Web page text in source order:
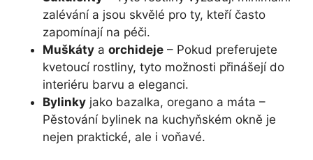
zalévání a jsou skvělé pro ty, kteří často
zapomínají na péči.
Muškáty a orchideje – Pokud preferujete
kvetoucí rostliny, tyto možnosti přinášejí do
interiéru barvu a eleganci.
Bylinky jako bazalka, oregano a máta –
Pěstování bylinek na kuchyňském okně je
nejen praktické, ale i voňavé.